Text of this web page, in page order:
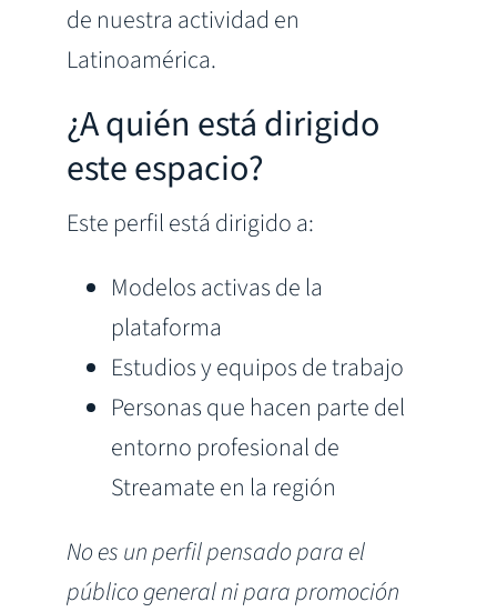
de nuestra actividad en
Latinoamérica.
¿A quién está dirigido
este espacio?
Este perfil está dirigido a:
Modelos activas de la
plataforma
Estudios y equipos de trabajo
Personas que hacen parte del
entorno profesional de
Streamate en la región
No es un perfil pensado para el
público general ni para promoción